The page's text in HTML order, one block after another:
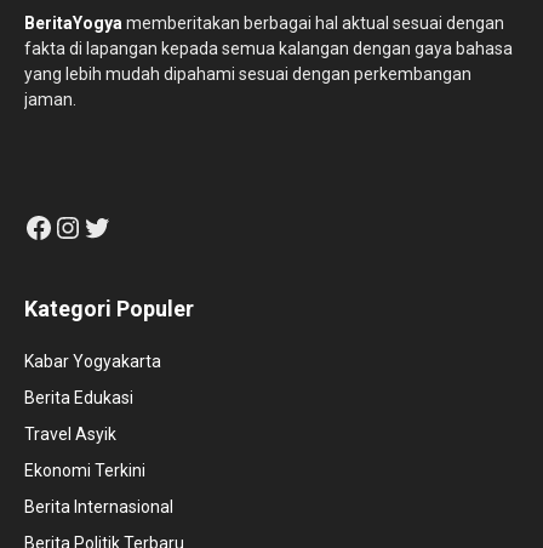
BeritaYogya memberitakan berbagai hal aktual sesuai dengan
fakta di lapangan kepada semua kalangan dengan gaya bahasa
yang lebih mudah dipahami sesuai dengan perkembangan
jaman.
Facebook
Instagram
Twitter
Kategori Populer
Kabar Yogyakarta
Berita Edukasi
Travel Asyik
Ekonomi Terkini
Berita Internasional
Berita Politik Terbaru